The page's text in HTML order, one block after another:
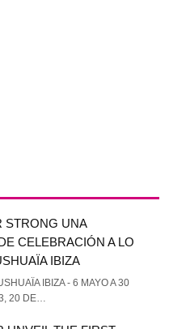
STRONG UNA
CELEBRACIÓN A LO
IBIZA
IBIZA - 6 MAYO A 30
20 DE…